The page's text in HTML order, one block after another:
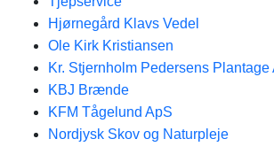
Hjørnegård Klavs Vedel
Ole Kirk Kristiansen
Kr. Stjernholm Pedersens Plantage
KBJ Brænde
KFM Tågelund ApS
Nordjysk Skov og Naturpleje